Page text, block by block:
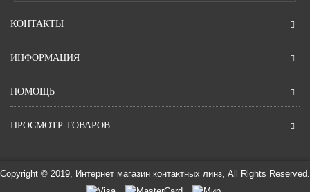
КОНТАКТЫ
ИНФОРМАЦИЯ
ПОМОЩЬ
ПРОСМОТР ТОВАРОВ
Copyright © 2019, Интернет магазин контактных линз, All Rights Reserved.